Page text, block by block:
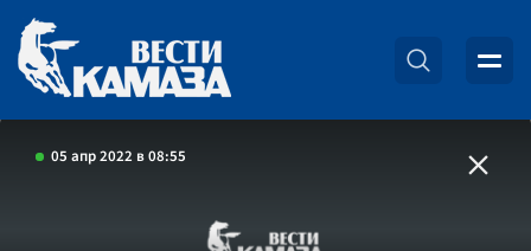
05 апр 2022 в 08:55